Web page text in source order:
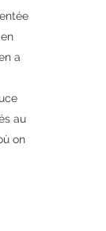
a
au
on